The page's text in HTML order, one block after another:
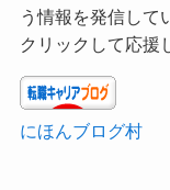
う情報を発信して
クリックして応援
にほんブログ村